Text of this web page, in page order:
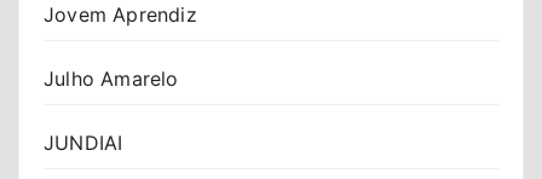
Jovem Aprendiz
Julho Amarelo
JUNDIAI